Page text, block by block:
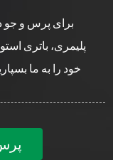
برای پرس و جو
پلیمری، باتری